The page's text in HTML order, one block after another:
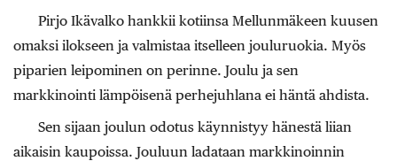
Pirjo Ikävalko hankkii kotiinsa Mellunmäkeen kuusen
omaksi ilokseen ja valmistaa itselleen jouluruokia. Myös
piparien leipominen on perinne. Joulu ja sen
markkinointi lämpöisenä perhejuhlana ei häntä ahdista.
Sen sijaan joulun odotus käynnistyy hänestä liian
aikaisin kaupoissa. Jouluun ladataan markkinoinnin